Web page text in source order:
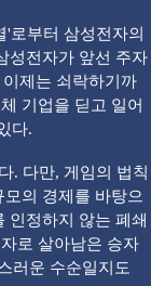
'로부터 삼성전자의
성전자가 앞선 주자
제는 쇠락하기까
기업을 딛고 일어
다.
. 다만, 게임의 법칙
의 경제를 바탕으
인정하지 않는 폐쇄
로 살아남은 승자
러운 수순일지도